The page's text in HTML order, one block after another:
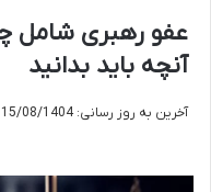
عفو رهبری شامل
آنچه باید بدانید
آخرین به روز رسانی: 15/08/1404